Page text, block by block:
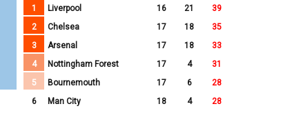
1
Liverpool 16 21
39
2
Chelsea 17 18
35
3
Arsenal 17 18
33
4
Nottingham Forest 17 4
31
5
Bournemouth 17 6
28
6
Man City 18 4
28